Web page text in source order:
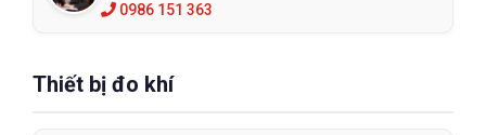
0986 151 363
Thiết bị đo khí